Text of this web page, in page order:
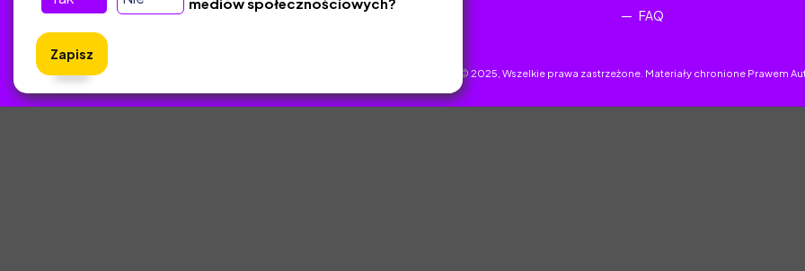
FAQ
ZlotyNauczyciel.pl © 2025, Wszelkie prawa zastrzeżone. Materiały chronione Prawem
Zapisz